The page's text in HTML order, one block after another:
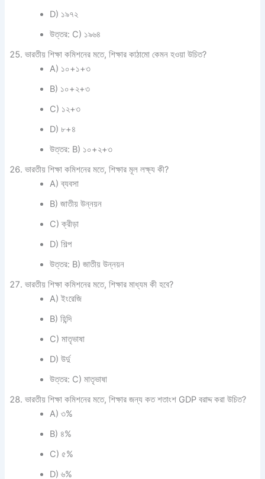
D) ১৯৭২
উত্তর: C) ১৯৬৪
ভারতীয় শিক্ষা কমিশনের মতে, শিক্ষার কাঠামো কেমন হওয়া উচিত?
A) ১০+১+৩
B) ১০+২+৩
C) ১২+৩
D) ৮+৪
উত্তর: B) ১০+২+৩
ভারতীয় শিক্ষা কমিশনের মতে, শিক্ষার মূল লক্ষ্য কী?
A) ব্যবসা
B) জাতীয় উন্নয়ন
C) ক্রীড়া
D) শিল্প
উত্তর: B) জাতীয় উন্নয়ন
ভারতীয় শিক্ষা কমিশনের মতে, শিক্ষার মাধ্যম কী হবে?
A) ইংরেজি
B) হিন্দি
C) মাতৃভাষা
D) উর্দু
উত্তর: C) মাতৃভাষা
ভারতীয় শিক্ষা কমিশনের মতে, শিক্ষার জন্য কত শতাংশ GDP বরাদ্দ করা উচিত?
A) ৩%
B) ৪%
C) ৫%
D) ৬%